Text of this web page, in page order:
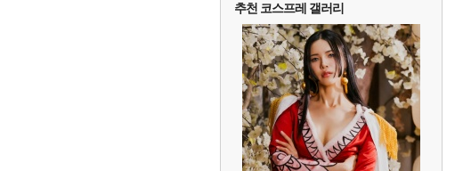
추천 코스프레 갤러리